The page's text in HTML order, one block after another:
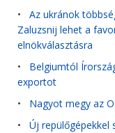
• Az ukránok
Zaluzsnij lehet a
elnökválasztásra
• Belgiumtól
exportot
• Nagyot megy az
• Új repülőgépekkel